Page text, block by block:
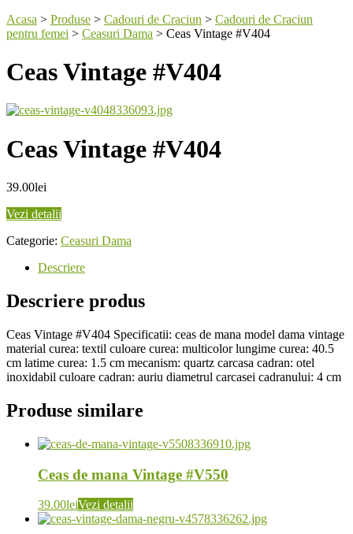
Acasa > Produse > Cadouri de Craciun > Cadouri de Craciun
pentru femei > Ceasuri Dama > Ceas Vintage #V404
Ceas Vintage #V404
Ceas Vintage #V404
39.00lei
Vezi detalii
Categorie: Ceasuri Dama
Descriere
Descriere produs
Ceas Vintage #V404 Specificatii: ceas de mana model dama vintage
material curea: textil culoare curea: multicolor lungime curea: 40.5
cm latime curea: 1.5 cm mecanism: quartz carcasa cadran: otel
inoxidabil culoare cadran: auriu diametrul carcasei cadranului: 4 cm
Produse similare
Ceas de mana Vintage #V550
39.00leiVezi detalii